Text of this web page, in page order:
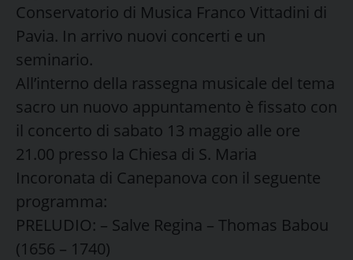
Conservatorio di Musica Franco Vittadini di
Pavia. In arrivo nuovi concerti e un
seminario.
All’interno della rassegna musicale del tema
sacro un nuovo appuntamento è fissato con
il concerto di sabato 13 maggio alle ore
21.00 presso la Chiesa di S. Maria
Incoronata di Canepanova con il seguente
programma:
PRELUDIO: – Salve Regina – Thomas Babou
(1656 – 1740)